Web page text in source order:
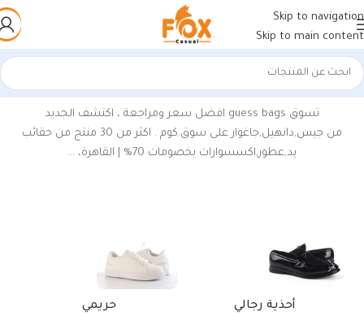
Skip to navigation
Skip to main content
الرئيسية/منتجات تحت الوسم “شنط جيس كروس”
تسوق guess bags افضل سعر ومراجعة ، اكتشف الجديد
من جيس,دانهيل,جاغوار على سوق.كوم . اكثر من 30 منتج من حقائب
يد,عطور,اكسسوارات بخصومات 70% | القاهرة، …
أحذية رجالي حريمي